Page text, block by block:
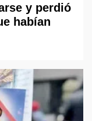
y perdió
habían